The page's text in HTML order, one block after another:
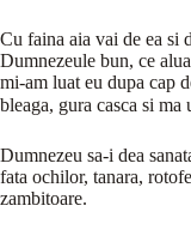
Cu faina aia vai de ea si
Dumnezeule bun, ce
mi-am luat eu dupa cap
bleaga, gura casca si
Dumnezeu sa-i dea
fata ochilor, tanara,
zambitoare.